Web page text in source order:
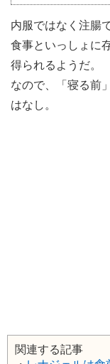
内服ではなく注腸
食事といっしょに
得られるようだ。
なので、「寝る前
はなし。
関連する記事